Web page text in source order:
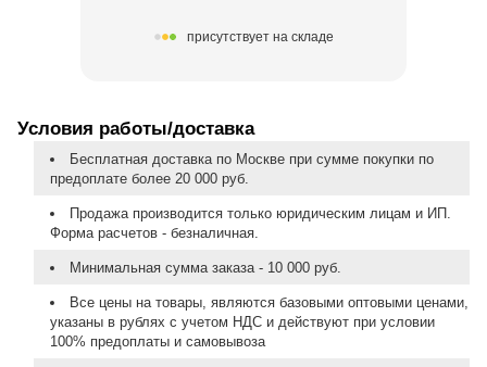
присутствует на складе
Условия работы/доставка
Бесплатная доставка по Москве при сумме покупки по
предоплате более 20 000 руб.
Продажа производится только юридическим лицам и ИП.
Форма расчетов - безналичная.
Минимальная сумма заказа - 10 000 руб.
Все цены на товары, являются базовыми оптовыми ценами,
указаны в рублях с учетом НДС и действуют при условии
100% предоплаты и самовывоза